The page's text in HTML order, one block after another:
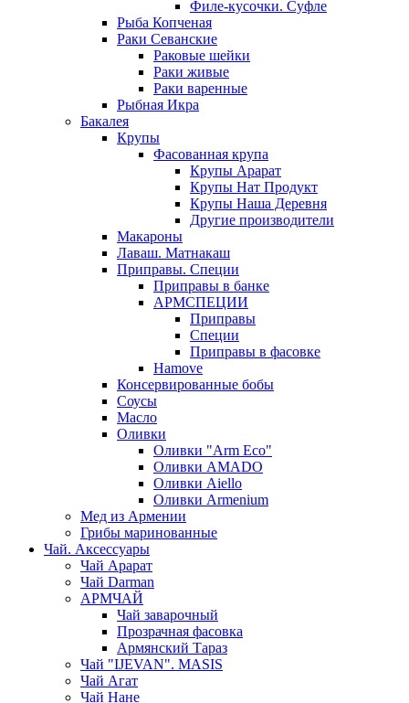
Филе-кусочки. Суфле
Рыба Копченая
Раки Севанские
Раковые шейки
Раки живые
Раки варенные
Рыбная Икра
Бакалея
Крупы
Фасованная крупа
Крупы Арарат
Крупы Нат Продукт
Крупы Наша Деревня
Другие производители
Макароны
Лаваш. Матнакаш
Приправы. Специи
Приправы в банке
АРМСПЕЦИИ
Приправы
Специи
Приправы в фасовке
Hamove
Консервированные бобы
Соусы
Масло
Оливки
Оливки "Arm Eco"
Оливки AMADO
Оливки Aiello
Оливки Armenium
Мед из Армении
Грибы маринованные
Чай. Аксессуары
Чай Арарат
Чай Darman
АРМЧАЙ
Чай заварочный
Прозрачная фасовка
Армянский Тараз
Чай "IJEVAN". MASIS
Чай Агат
Чай Нане